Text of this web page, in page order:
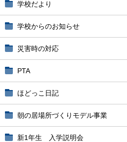
学校だより
学校からのお知らせ
災害時の対応
PTA
ほどっこ日記
朝の居場所づくりモデル事業
新1年生 入学説明会